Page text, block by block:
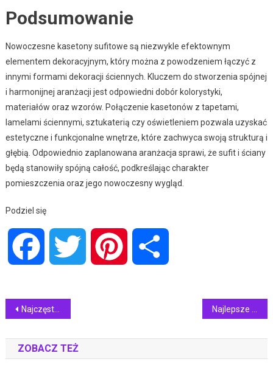
Podsumowanie
Nowoczesne kasetony sufitowe są niezwykle efektownym
elementem dekoracyjnym, który można z powodzeniem łączyć z
innymi formami dekoracji ściennych. Kluczem do stworzenia spójnej
i harmonijnej aranżacji jest odpowiedni dobór kolorystyki,
materiałów oraz wzorów. Połączenie kasetonów z tapetami,
lamelami ściennymi, sztukaterią czy oświetleniem pozwala uzyskać
estetyczne i funkcjonalne wnętrze, które zachwyca swoją strukturą i
głębią. Odpowiednio zaplanowana aranżacja sprawi, że sufit i ściany
będą stanowiły spójną całość, podkreślając charakter
pomieszczenia oraz jego nowoczesny wygląd.
Podziel się
Facebook Twitter Pinterest
Nawigacja
wpisu
Najczęstsze usterki protez zębowych i jak się je naprawia?
ZOBACZ TEŻ